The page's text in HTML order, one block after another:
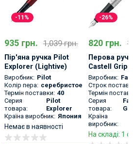
-11%
935 грн. 1,039 грн.
Пір'яна ручка Pilot
Explorer (Lightive)
Червона
Виробник: Pilot
Колір пера: серебристое
Термін поставки: 40
Серия
товара:
Pilot
Explorer
Країна виробник: Япония
Немає в наявності
-26%
820 грн.
Перова
Castell Grip
Срібна
Виробник:
Строк
Термін
Серия
товара:
Країна
виробник:
На складі: 1